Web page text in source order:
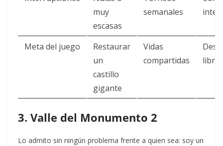
muy
escasas
semanales
Meta del juego
Restaurar
un
castillo
gigante
Vidas
compartidas
libre
3. Valle del Monumento 2
Lo admito sin ningún problema frente a quien sea: soy un